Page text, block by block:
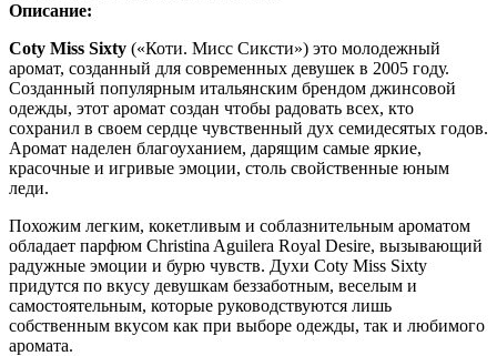
Описание:
Coty Miss Sixty («Коти. Мисс Сиксти») это молодежный
аромат, созданный для современных девушек в 2005 году.
Созданный популярным итальянским брендом джинсовой
одежды, этот аромат создан чтобы радовать всех, кто
сохранил в своем сердце чувственный дух семидесятых годов.
Аромат наделен благоуханием, дарящим самые яркие,
красочные и игривые эмоции, столь свойственные юным
леди.
Похожим легким, кокетливым и соблазнительным ароматом
обладает парфюм Christina Aguilera Royal Desire, вызывающий
радужные эмоции и бурю чувств. Духи Coty Miss Sixty
придутся по вкусу девушкам беззаботным, веселым и
самостоятельным, которые руководствуются лишь
собственным вкусом как при выборе одежды, так и любимого
аромата.